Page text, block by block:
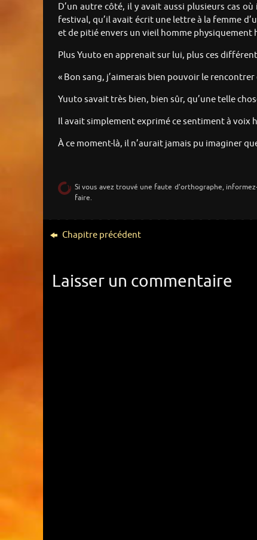
D’un autre côté, il y avait aussi plusieurs cas
festival, qu’il avait écrit une lettre à la femme
et de pitié envers un vieil homme
Plus Yuuto en apprenait sur lui, plus ces
« Bon sang, j’aimerais bien pouvoir le
Yuuto savait très bien, bien sûr, qu’une telle
Il avait simplement exprimé ce sentiment à voix
À ce moment-là, il n’aurait jamais pu imaginer
Si vous avez trouvé une faute d’orthographe,
faire.
Chapitre précédent
Laisser un commentaire